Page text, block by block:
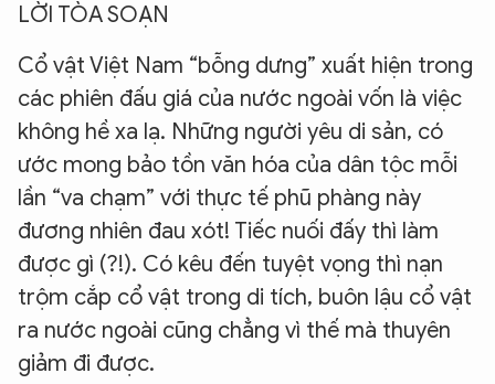
LỜI TÒA SOẠN
Cổ vật Việt Nam “bỗng dưng” xuất hiện trong
các phiên đấu giá của nước ngoài vốn là việc
không hề xa lạ. Những người yêu di sản, có
ước mong bảo tồn văn hóa của dân tộc mỗi
lần “va chạm” với thực tế phũ phàng này
đương nhiên đau xót! Tiếc nuối đấy thì làm
được gì (?!). Có kêu đến tuyệt vọng thì nạn
trộm cắp cổ vật trong di tích, buôn lậu cổ vật
ra nước ngoài cũng chẳng vì thế mà thuyên
giảm đi được.